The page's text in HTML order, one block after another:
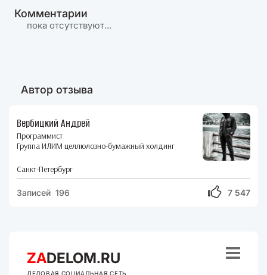
Комментарии
пока отсутствуют...
Автор отзыва
Вербицкий Андрей
Программист
Группа ИЛИМ целлюлозно-бумажный холдинг
Санкт-Петербург
7 547
Записей 196
ZADELOM.RU
ДЕЛОВАЯ СОЦИАЛЬНАЯ СЕТЬ
